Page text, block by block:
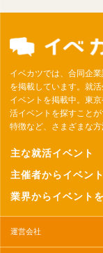
イベカツでは、合同企
を掲載しています。就
イベントを掲載中。東
活イベントを探すこと
特徴など、さまざまな方
主な就活イベント
主催者からイベン
業界からイベント
運営会社